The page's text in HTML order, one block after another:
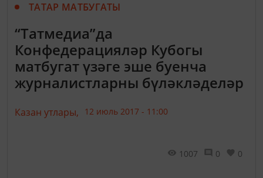
ТАТАР МАТБУГАТЫ
“Татмедиа”да
Конфедерацияләр Кубогы
матбугат үзәге эше буенча
журналистларны бүләкләделәр
Казан утлары, 12 июль 2017 - 11:00
1007 0 0